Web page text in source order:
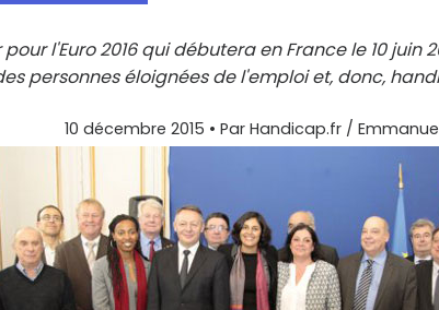
l'Euro 2016 qui débutera en France le 10 juin
personnes éloignées de l'emploi et, donc,
10 décembre 2015 • Par Handicap.fr /